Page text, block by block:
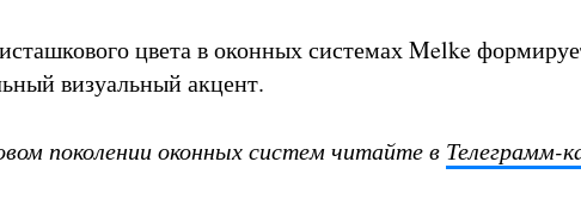
цвета в оконных системах Melke
визуальный акцент.
поколении оконных систем читайте в Телеграмм-